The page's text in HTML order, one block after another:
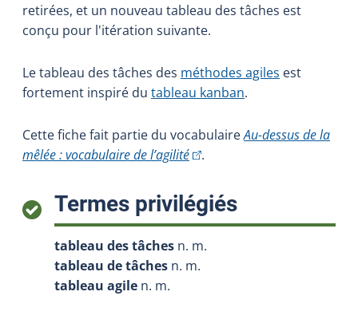
retirées, et un nouveau tableau des tâches est
conçu pour l'itération suivante.
Le tableau des tâches des méthodes agiles est
fortement inspiré du tableau kanban.
Cette fiche fait partie du vocabulaireAu-dessus de la
mêlée : vocabulaire de l’agilité(Cet hyperlien externe
.
Termes privilégiés:
tableau des tâches n. m.
tableau de tâches n. m.
tableau agile n. m.